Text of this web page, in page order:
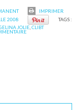
IMPRIMER
2008
TAGS :
JOLIE ,CLIBT